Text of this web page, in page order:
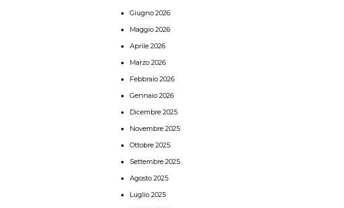
Giugno 2026
Maggio 2026
Aprile 2026
Marzo 2026
Febbraio 2026
Gennaio 2026
Dicembre 2025
Novembre 2025
Ottobre 2025
Settembre 2025
Agosto 2025
Luglio 2025